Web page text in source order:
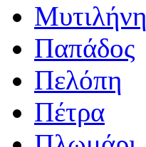
Μυτιλήνη
Παπάδος
Πελόπη
Πέτρα